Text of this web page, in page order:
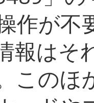
作が不
報はそ
このほ